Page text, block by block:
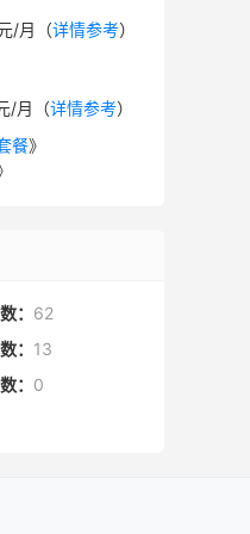
/月（详情参考）
/月（详情参考）
餐》
： 62
： 13
： 0